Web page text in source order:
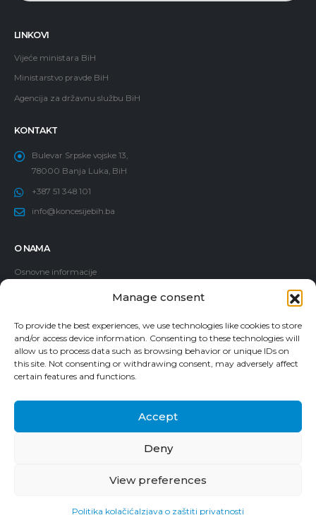
Manage consent
To provide the best experiences, we use technologies like cookies to store
and/or access device information. Consenting to these technologies will
allow us to process data such as browsing behavior or unique IDs on
this site. Not consenting or withdrawing consent, may adversely affect
certain features and functions.
Accept
Deny
View preferences
Politika kolačićaIzjava o zaštiti privatnosti
LINKOVI
Vijeće ministara BiH
Ministarstvo pravde BiH
Agencija za državnu službu BiH
KONTAKT
Bulevar Srpske vojske 13,
78000 Banja Luka, BiH
+387 51 348 101
info@koncesijebih.ba
O NAMA
Osnovne informacije
Zaposleni
Vodič za pristup informacijama
Prijava korupcije